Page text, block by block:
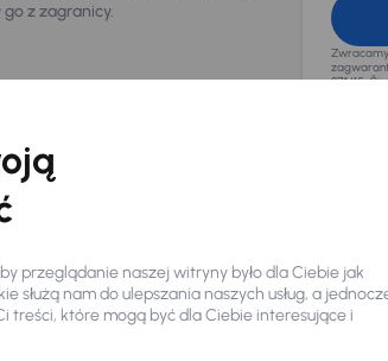
z zagranicy.
874/15,
przeglądanie naszej witryny było dla Ciebie jak
służą nam do ulepszania naszych usług, a
treści, które mogą być dla Ciebie interesujące i